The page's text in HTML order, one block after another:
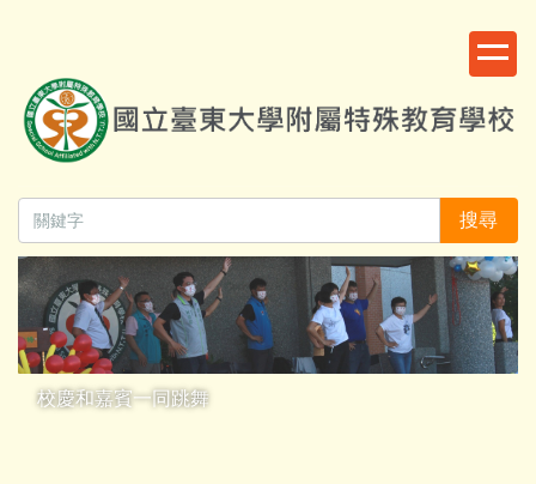
要
內
搜尋
校慶和嘉賓一同跳舞